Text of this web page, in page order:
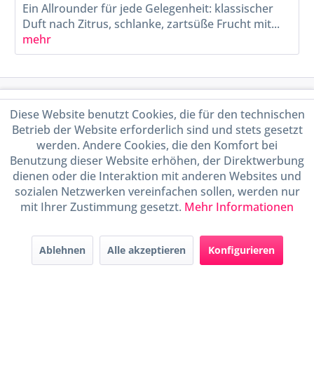
Ein Allrounder für jede Gelegenheit: klassischer
Duft nach Zitrus, schlanke, zartsüße Frucht mit...
mehr
Service Hotline
Shop Service
Informationen
Handel mit BIO-Weinen
durch DE-ÖKO-009
Diese Website benutzt Cookies, die für den technischen
Betrieb der Website erforderlich sind und stets gesetzt
werden. Andere Cookies, die den Komfort bei
Benutzung dieser Website erhöhen, der Direktwerbung
dienen oder die Interaktion mit anderen Websites und
sozialen Netzwerken vereinfachen sollen, werden nur
mit Ihrer Zustimmung gesetzt. Mehr Informationen
Ablehnen Alle akzeptieren Konfigurieren